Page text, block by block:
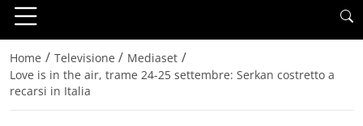
Home / Televisione / Mediaset /
Love is in the air, trame 24-25 settembre: Serkan costretto a
recarsi in Italia